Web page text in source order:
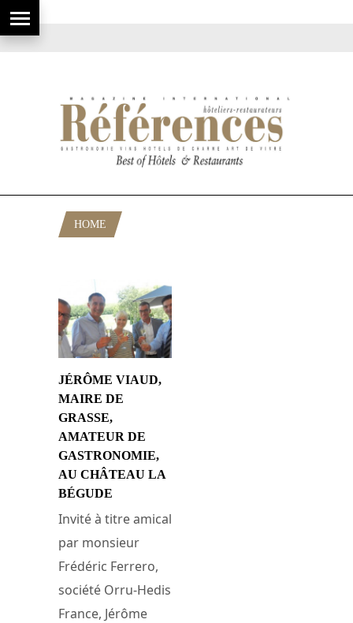
HOME
JÉRÔME VIAUD,
MAIRE DE
GRASSE,
AMATEUR DE
GASTRONOMIE,
AU CHÂTEAU LA
BÉGUDE
Invité à titre amical
par monsieur
Frédéric Ferrero,
société Orru-Hedis
France, Jérôme